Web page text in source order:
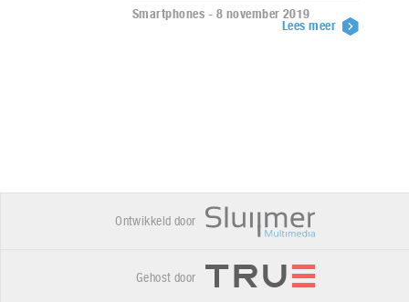
Smartphones - 8 november 2019
Lees meer
Ontwikkeld door
Gehost door